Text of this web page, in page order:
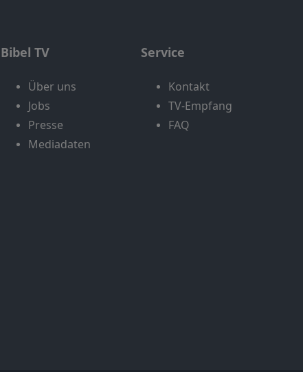
Bibel TV
Über uns
Jobs
Presse
Mediadaten
Service
Kontakt
TV-Empfang
FAQ